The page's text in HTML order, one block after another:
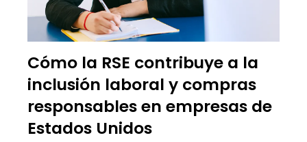
Cómo la RSE contribuye a la
inclusión laboral y compras
responsables en empresas de
Estados Unidos